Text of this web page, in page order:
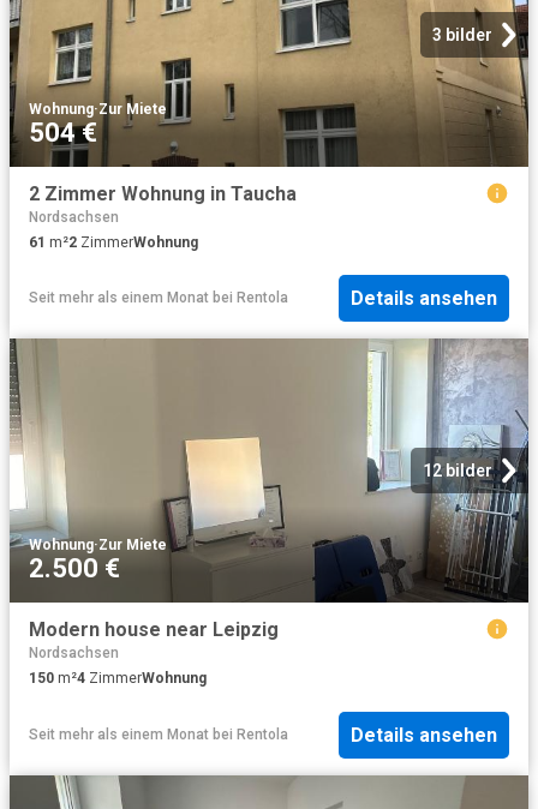
3 bilder
Wohnung·Zur Miete
504 €
2 Zimmer Wohnung in Taucha
Nordsachsen
61 m²2 ZimmerWohnung
Seit mehr als einem Monat bei Rentola Details ansehen
12 bilder
Wohnung·Zur Miete
2.500 €
Modern house near Leipzig
Nordsachsen
150 m²4 ZimmerWohnung
Seit mehr als einem Monat bei Rentola Details ansehen